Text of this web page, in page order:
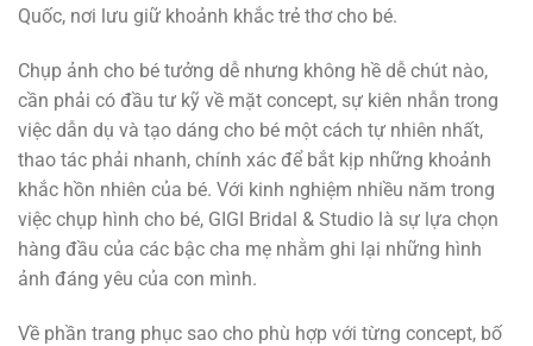
Quốc, nơi lưu giữ khoảnh khắc trẻ thơ cho bé.
Chụp ảnh cho bé tưởng dễ nhưng không hề dễ chút nào,
cần phải có đầu tư kỹ về mặt concept, sự kiên nhẫn trong
việc dẫn dụ và tạo dáng cho bé một cách tự nhiên nhất,
thao tác phải nhanh, chính xác để bắt kịp những khoảnh
khắc hồn nhiên của bé. Với kinh nghiệm nhiều năm trong
việc chụp hình cho bé, GIGI Bridal & Studio là sự lựa chọn
hàng đầu của các bậc cha mẹ nhằm ghi lại những hình
ảnh đáng yêu của con mình.
Về phần trang phục sao cho phù hợp với từng concept, bố